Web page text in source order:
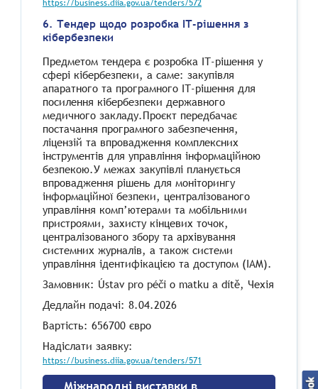
https://business.diia.gov.ua/tenders/572
6. Тендер щодо розробка ІТ-рішення з
кібербезпеки
Предметом тендера є розробка ІТ-рішення у
сфері кібербезпеки, а саме: закупівля
апаратного та програмного ІТ-рішення для
посилення кібербезпеки державного
медичного закладу.Проєкт передбачає
постачання програмного забезпечення,
ліцензій та впровадження комплексних
інструментів для управління інформаційною
безпекою.У межах закупівлі планується
впровадження рішень для моніторингу
інформаційної безпеки, централізованого
управління комп’ютерами та мобільними
пристроями, захисту кінцевих точок,
централізованого збору та архівування
системних журналів, а також системи
управління ідентифікацією та доступом (IAM).
Замовник: Ústav pro péči o matku a dítě, Чехія
Дедлайн подачі: 8.04.2026
Вартість: 656700 євро
Надіслати заявку:
https://business.diia.gov.ua/tenders/571